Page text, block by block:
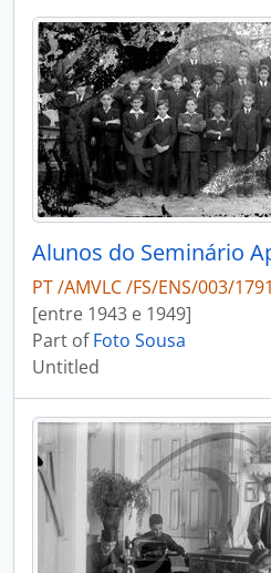
PT /AMVLC /FS/ENS/003/1791
[entre 1943 e 1949]
Part ofFoto Sousa
Untitled